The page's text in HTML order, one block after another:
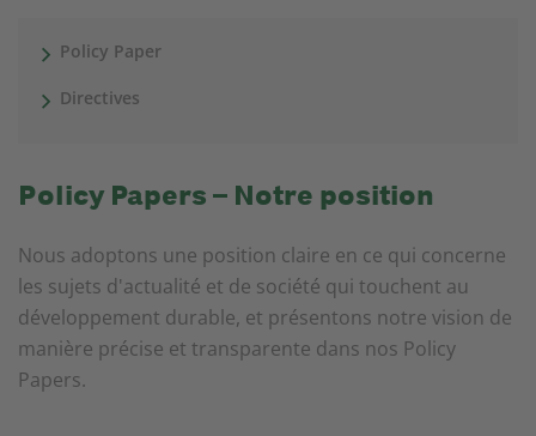
Policy Paper
Directives
Policy Papers – Notre position
Nous adoptons une position claire en ce qui concerne
les sujets d'actualité et de société qui touchent au
développement durable, et présentons notre vision de
manière précise et transparente dans nos Policy
Papers.